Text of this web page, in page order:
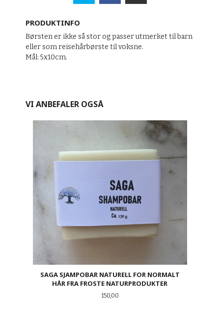
PRODUKTINFO
Børsten er ikke så stor og passer utmerket til barn
eller som reisehårbørste til voksne.
Mål: 5x10cm.
VI ANBEFALER OGSÅ
SAGA SJAMPOBAR NATURELL FOR NORMALT
HÅR FRA FROSTE NATURPRODUKTER
Pris
150,00